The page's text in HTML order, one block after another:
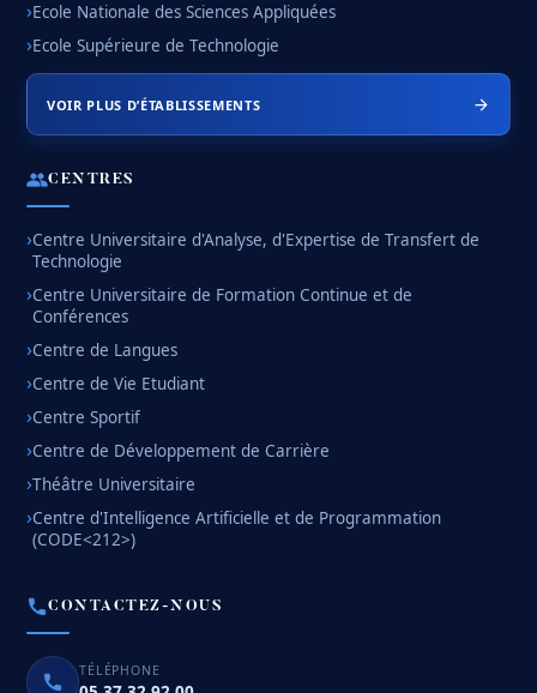
Ecole Nationale des Sciences Appliquées
Ecole Supérieure de Technologie
VOIR PLUS D’ÉTABLISSEMENTS
CENTRES
Centre Universitaire d'Analyse, d'Expertise de Transfert de
Technologie
Centre Universitaire de Formation Continue et de
Conférences
Centre de Langues
Centre de Vie Etudiant
Centre Sportif
Centre de Développement de Carrière
Théâtre Universitaire
Centre d'Intelligence Artificielle et de Programmation
(CODE<212>)
CONTACTEZ-NOUS
TÉLÉPHONE